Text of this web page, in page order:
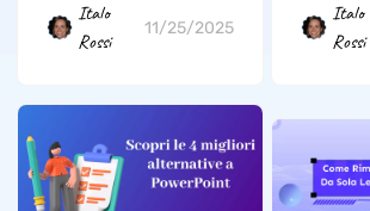
Italo
Rossi
11/25/2025
Italo
Rossi